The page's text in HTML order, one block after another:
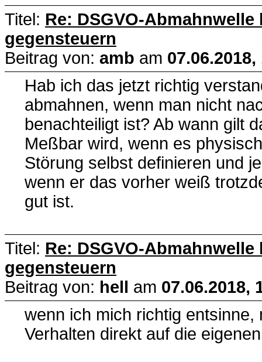
Titel: Re: DSGVO-
gegensteuern
Beitrag von: amb am
Hab ich das jetzt richtig
abmahnen, wenn man nicht
benachteiligt ist? Ab wann gilt
Meßbar wird, wenn es
Störung selbst definieren und
wenn er das vorher weiß
gut ist.
Titel: Re: DSGVO-
gegensteuern
Beitrag von: hell am 07.06.2018,
wenn ich mich richtig
Verhalten direkt auf die